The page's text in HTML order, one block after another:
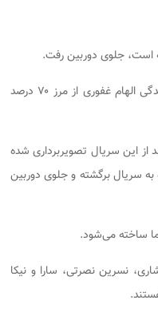
جلوی دوربین رفت.
تصویربرداری فصل ششم مجموعه تلویزیونی «پایتخت» به کارگردانی سیروس مقدم و تهیه‌کنندگی الهام غفوری از مرز ۷۰ درصد
«پایتخت» در شیرگاه مازندران همچنان ادامه دارد و تاکنون بیش از ۷۰ درصد از این سریال تصویربرداری شده
سریال برگشته و جلوی دوربین
نسرین نصرتی، سارا و نیکا